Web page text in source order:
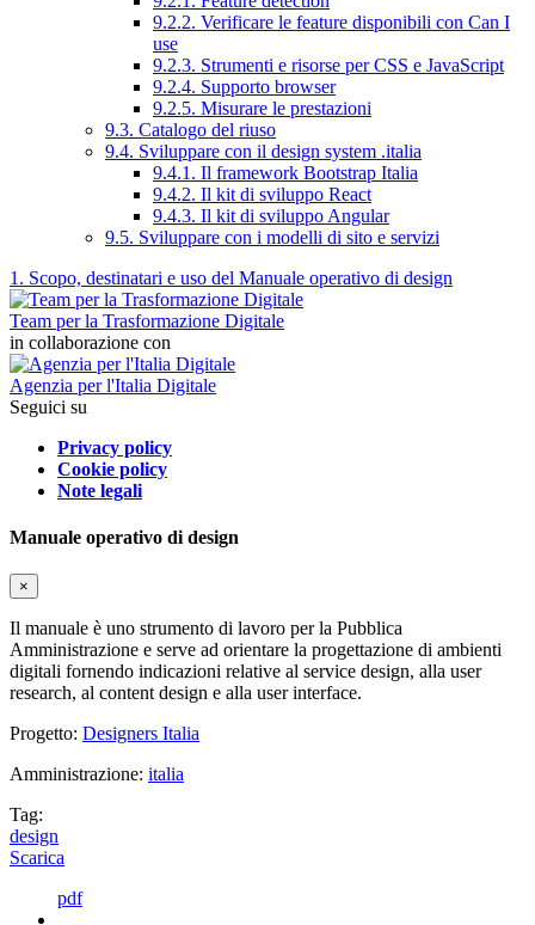
9.2.2. Verificare le feature disponibili con Can I
use
9.2.3. Strumenti e risorse per CSS e JavaScript
9.2.4. Supporto browser
9.2.5. Misurare le prestazioni
9.3. Catalogo del riuso
9.4. Sviluppare con il design system .italia
9.4.1. Il framework Bootstrap Italia
9.4.2. Il kit di sviluppo React
9.4.3. Il kit di sviluppo Angular
9.5. Sviluppare con i modelli di sito e servizi
1. Scopo, destinatari e uso del Manuale operativo di design
Team per la Trasformazione Digitale
in collaborazione con
Agenzia per l'Italia Digitale
Seguici su
Privacy policy
Cookie policy
Note legali
Manuale operativo di design
×
Il manuale è uno strumento di lavoro per la Pubblica
Amministrazione e serve ad orientare la progettazione di ambienti
digitali fornendo indicazioni relative al service design, alla user
research, al content design e alla user interface.
Progetto: Designers Italia
Amministrazione: italia
Tag:
design
Scarica
pdf